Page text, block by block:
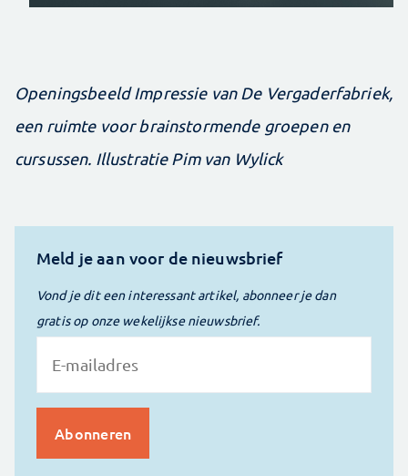
Openingsbeeld Impressie van De Vergaderfabriek,
een ruimte voor brainstormende groepen en
cursussen. Illustratie Pim van Wylick
Meld je aan voor de nieuwsbrief
Vond je dit een interessant artikel, abonneer je dan
gratis op onze wekelijkse nieuwsbrief.